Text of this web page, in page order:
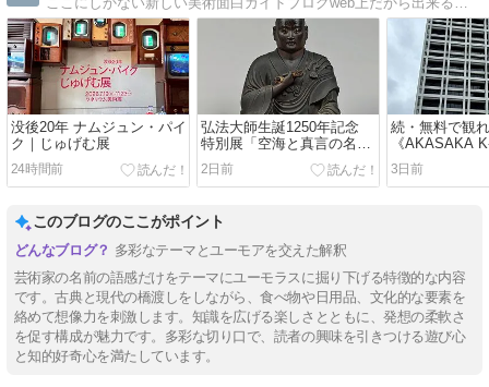
没後20年 ナムジュン・パイ
ク｜じゅげむ展
24時間前
弘法大師生誕1250年記念
特別展「空海と真言の名
宝」
2日前
続・無料で観
《AKASAKA
TOWER（東
3日前
このブログのここがポイント
多彩なテーマとユーモアを交えた解釈
芸術家の名前の語感だけをテーマにユーモラスに掘り下げる特徴的な内容
です。古典と現代の橋渡しをしながら、食べ物や日用品、文化的な要素を
絡めて想像力を刺激します。知識を広げる楽しさとともに、発想の柔軟さ
を促す構成が魅力です。多彩な切り口で、読者の興味を引きつける遊び心
と知的好奇心を満たしています。